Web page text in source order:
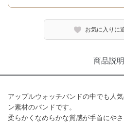
お気に入りに
商品説明
アップルウォッチバンドの中でも人
ン素材のバンドです。
柔らかくなめらかな質感が手首にや